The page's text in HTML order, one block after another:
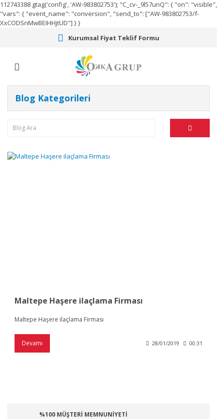
112743388 gtag('config', 'AW-983802753'); "C_cv-_9l57unQ": { "on": "visible",
"vars": { "event_name": "conversion", "send_to": ["AW-983802753/f-
XxCODSnMwBEIHHjtUD"] } }
Kurumsal Fiyat Teklif Formu
Blog Kategorileri
Maltepe Haşere ilaçlama Firması
Maltepe Haşere ilaçlama Firması
Devamı 28/01/2019 00:31
%100 MÜŞTERİ MEMNUNİYETİ